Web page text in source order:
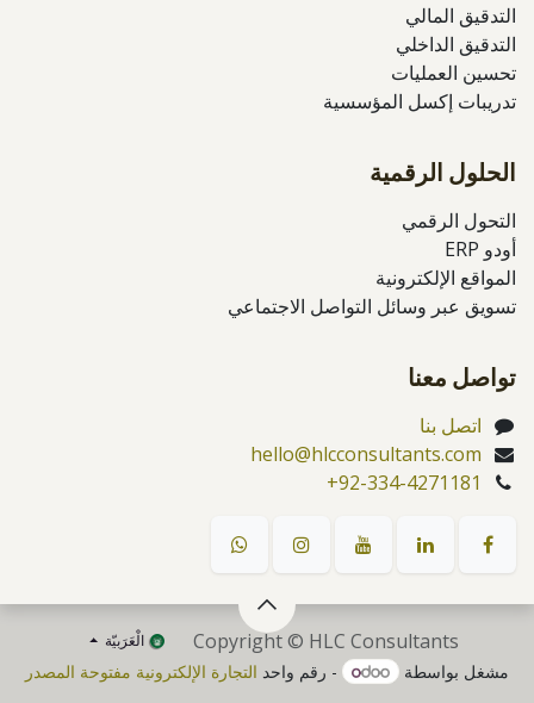
التدقيق المالي
التدقيق الداخلي
تحسين العمليات
تدريبات إكسل المؤسسية
تواصل معنا
اتصل بنا
hello@hlcconsultants.com
+92-334-4271181
الحلول الرقمية
التحول الرقمي
أودو ERP
المواقع الإلكترونية
تسويق عبر وسائل التواصل الاجتماعي
Copyright © HLC Consultants الْعَرَبيّة
مشغل بواسطة - رقم واحد التجارة الإلكترونية مفتوحة المصدر